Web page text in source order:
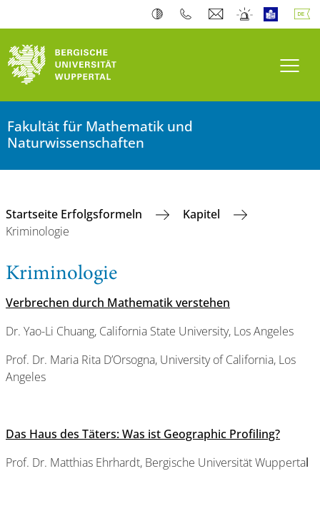
Fakultät für Mathematik und
Naturwissenschaften
Startseite Erfolgsformeln
Kapitel
Kriminologie
Kriminologie
Verbrechen durch Mathematik verstehen
Dr. Yao-Li Chuang, California State University, Los Angeles
Prof. Dr. Maria Rita D’Orsogna, University of California, Los
Angeles
Das Haus des Täters: Was ist Geographic Profiling?
Prof. Dr. Matthias Ehrhardt, Bergische Universität Wuppertal